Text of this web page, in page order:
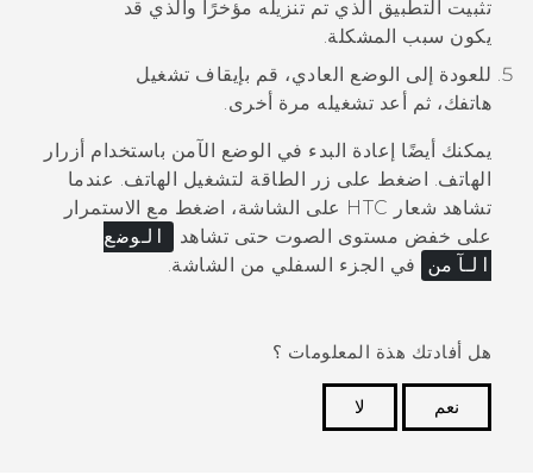
تثبيت التطبيق الذي تم تنزيله مؤخرًا والذي قد
يكون سبب المشكلة.
للعودة إلى الوضع العادي، قم بإيقاف تشغيل
هاتفك، ثم أعد تشغيله مرة أخرى.
يمكنك أيضًا إعادة البدء في الوضع الآمن باستخدام أزرار
الهاتف. اضغط على زر
الطاقة لتشغيل الهاتف. عندما
تشاهد شعار HTC على الشاشة، اضغط مع الاستمرار
على خفض مستوى الصوت حتى تشاهد
الوضع
الآمن
في الجزء السفلي من الشاشة.
هل أفادتك هذة المعلومات ؟
نعم
لا